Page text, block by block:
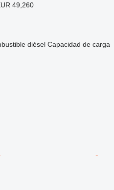
49,260
diésel Capacidad de carga